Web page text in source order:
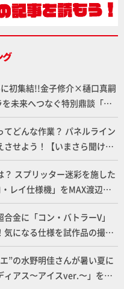
初集結!!金子修介×樋口真嗣
未来へつなぐ特別鼎談「ガ
クト FINAL」
どんな作業？ パネルライン
させよう！【いまさら聞けな
ジ彫りとパネルライン】
スプリッター迷彩を施した
・レイ仕様機」をMAX渡辺が
】
合金に「コン・バトラーV」
気になる仕様を試作品の撮り
大鉄人17」＆「ワンエイ
！【超合金の魂】
”の水野明佳さんが暑い夏に
ィアス〜アイスver.〜」を製